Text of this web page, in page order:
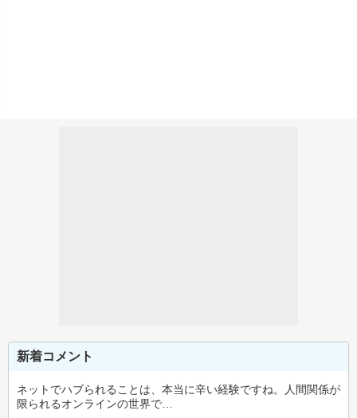
新着コメント
ネットでハブられることは、本当に辛い経験ですね。人間関係が
限られるオンラインの世界で…